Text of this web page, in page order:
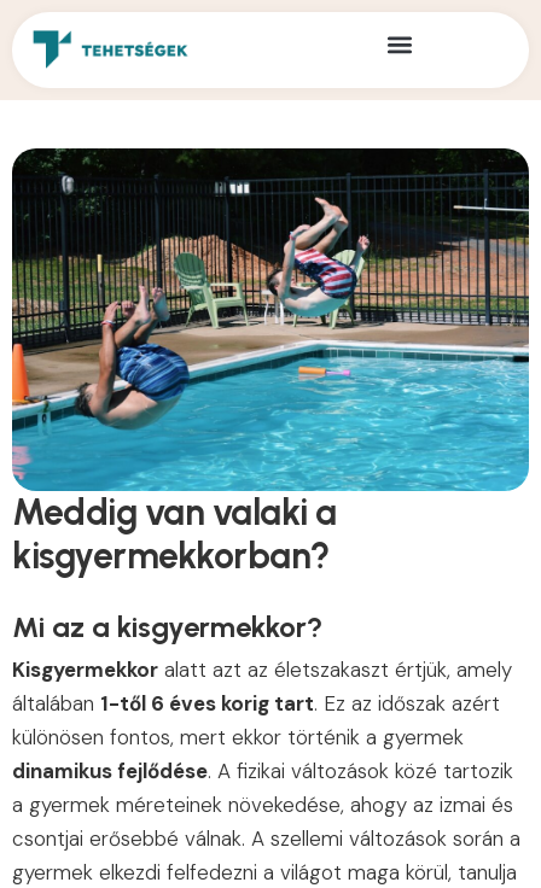
Meddig van valaki a
kisgyermekkorban?
Mi az a kisgyermekkor?
Kisgyermekkor alatt azt az életszakaszt értjük, amely
általában 1-től 6 éves korig tart. Ez az időszak azért
különösen fontos, mert ekkor történik a gyermek
dinamikus fejlődése. A fizikai változások közé tartozik
a gyermek méreteinek növekedése, ahogy az izmai és
csontjai erősebbé válnak. A szellemi változások során a
gyermek elkezdi felfedezni a világot maga körül, tanulja